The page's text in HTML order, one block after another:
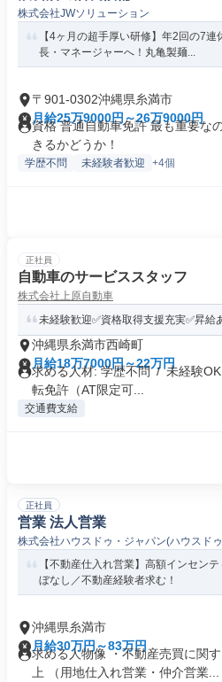
株式会社JWソリューション
【4ヶ月の超手厚い研修】年2回の7
長・マネージャーへ！丸亀製麺...
〒901-0302沖縄県糸満市
月給25万9000円～26万9000円
資格 普通自動車免許 最も重要な
きるかどうか！
学歴不問 未経験者歓迎 +4個
正社員
自動車のサービススタッフ
株式会社上原自動車
未経験歓迎✅資格取得支援充実✅昇給
沖縄県糸満市西崎町
月給18万7000円～22万円
求める人材: 学歴不問 / 未経験
転免許（AT限定可...
交通費支給
正社員
営業 法人営業
株式会社ハウスドゥ・ジャパン(ハウスド
【不動産仕入れ営業】高額インセン
ぼなし／不動産経験者求む！
沖縄県糸満市
月給30万円～83万円
求める人物像 ・不動産売買に関
上 （用地仕入れ営業・仲介営業...